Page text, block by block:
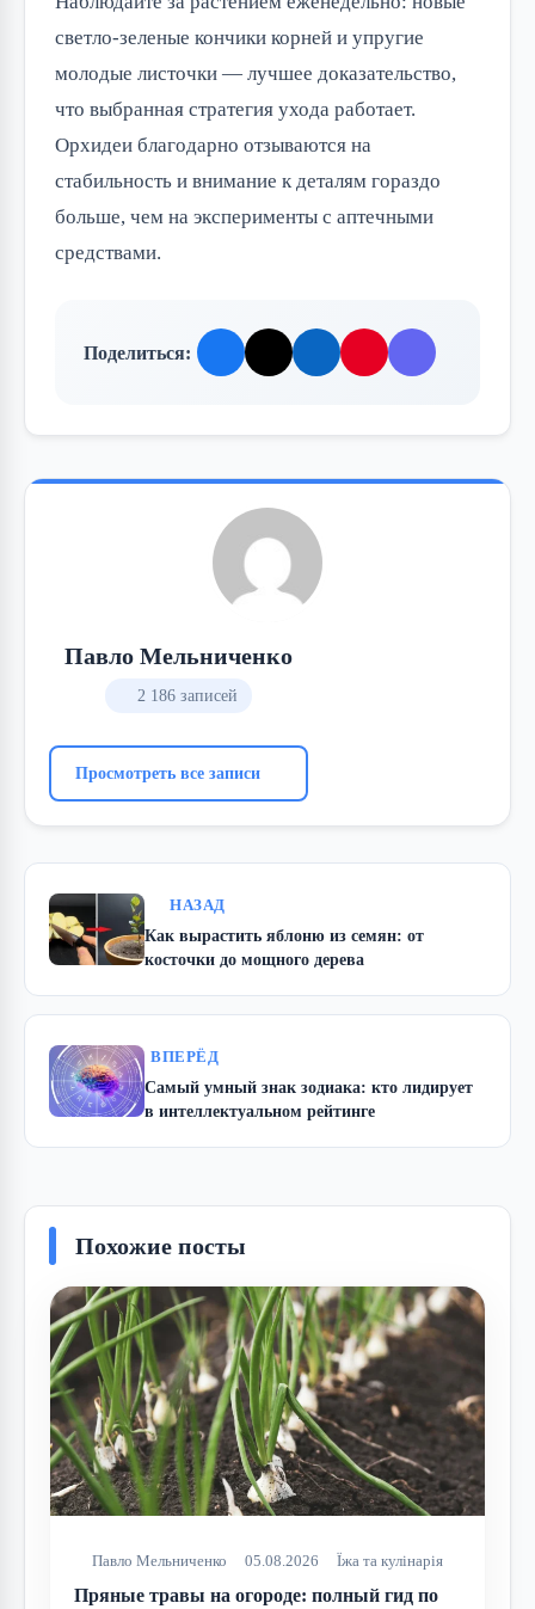
светло-зеленые кончики корней и упругие
молодые листочки — лучшее доказательство,
что выбранная стратегия ухода работает.
Орхидеи благодарно отзываются на
стабильность и внимание к деталям гораздо
больше, чем на эксперименты с аптечными
средствами.
Поделиться:
Павло Мельниченко
2 186 записей
Просмотреть все записи
НАЗАД
Как вырастить яблоню из семян: от
косточки до мощного дерева
ВПЕРЁД
Самый умный знак зодиака: кто лидирует
в интеллектуальном рейтинге
Похожие посты
Павло Мельниченко 05.08.2026 Їжа та кулінарія
Пряные травы на огороде: полный гид по